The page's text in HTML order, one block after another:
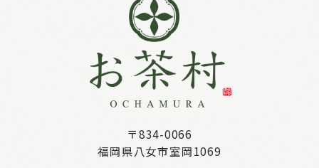
〒834-0066
福岡県八女市室岡1069